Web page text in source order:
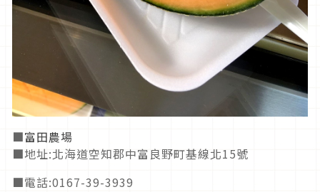
■富田農場
■地址:北海道空知郡中富良野町基線北15號
■電話:0167-39-3939